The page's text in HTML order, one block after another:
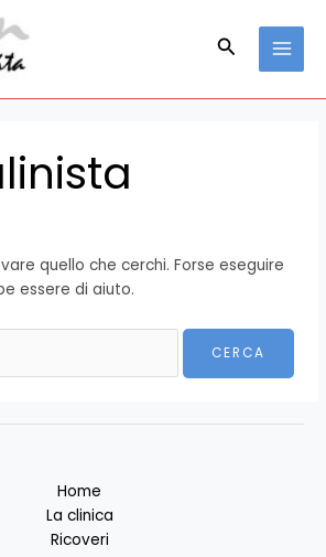
Cerca
quello che cerchi. Forse eseguire
essere di aiuto.
Home
La clinica
Ricoveri